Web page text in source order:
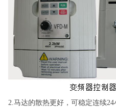
2.马达的散热更好，可稳定连续